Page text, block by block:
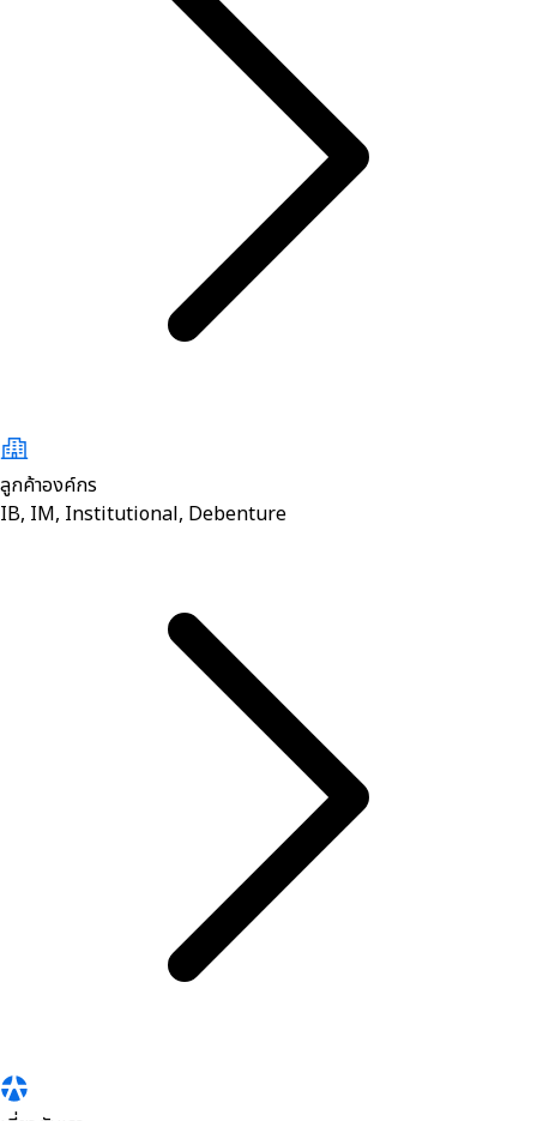
ลูกค้าองค์กร
IB, IM, Institutional, Debenture